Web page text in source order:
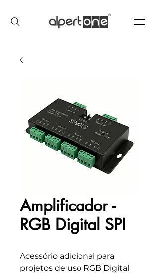
Amplificador -
RGB Digital SPI
Acessório adicional para
projetos de uso RGB Digital